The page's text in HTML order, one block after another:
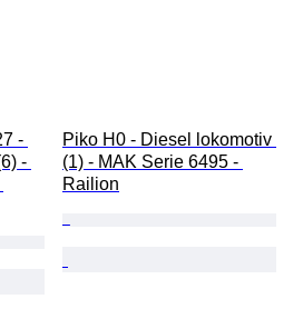
-
-
Piko H0 - Diesel lokomotiv
(1) - MAK Serie 6495 -
Railion